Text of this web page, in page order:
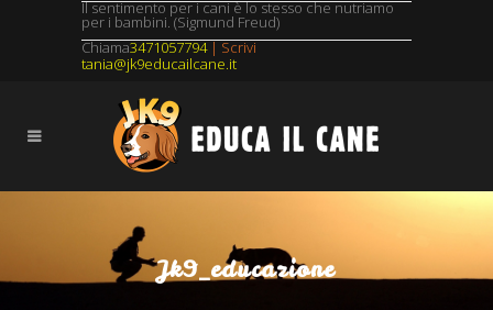
Il sentimento per i cani è lo stesso che nutriamo
per i bambini. (Sigmund Freud)
Chiama3471057794| Scrivi
tania@jk9educailcane.it
Jk9_educazione